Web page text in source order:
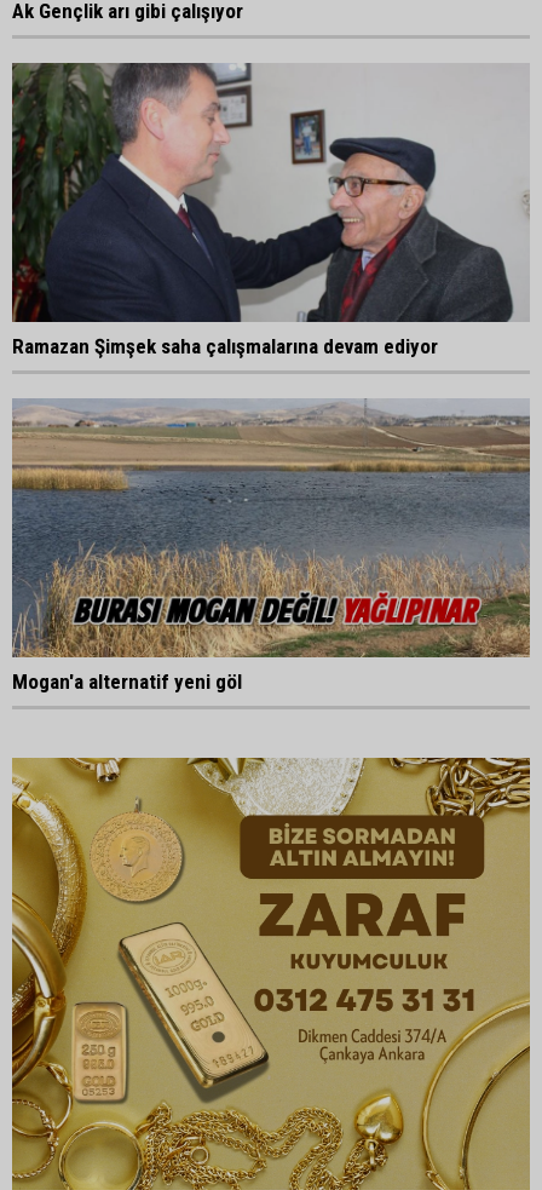
Ak Gençlik arı gibi çalışıyor
Ramazan Şimşek saha çalışmalarına devam ediyor
Mogan'a alternatif yeni göl